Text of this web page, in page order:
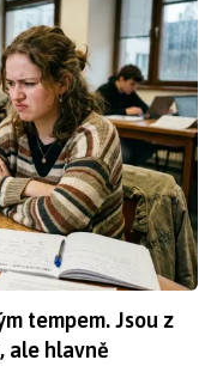
tempem. Jsou z
ale hlavně